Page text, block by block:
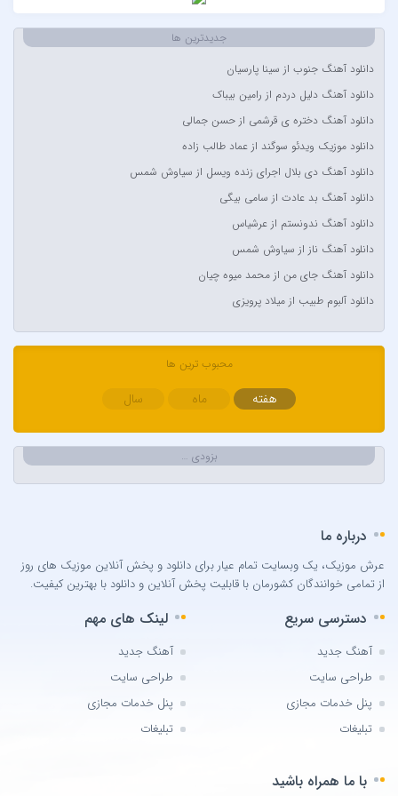
Alexandra Stan
Bilal Sonses & Deniz Toprak
Burak Buluk & Zara & Kurtuluş Kuş
Can Bonomo
Cenk Türk
Cinare Melikzade
Çinarə Məlikzadə
Damla
Damla Arıcan
David Guetta
Demet Akalin
جدیدترین ها
دانلود آهنگ جنوب از سینا پارسیان
دانلود آهنگ دلیل دردم از رامین بیباک
دانلود آهنگ دختره ی قرشمی از حسن جمالی
دانلود موزیک ویدئو سوگند از عماد طالب زاده
دانلود آهنگ دی بلال اجرای زنده ویسل از سیاوش شمس
دانلود آهنگ بد عادت از سامی بیگی
دانلود آهنگ ندونستم از عرشیاس
دانلود آهنگ ناز از سیاوش شمس
دانلود آهنگ جای من از محمد میوه چیان
دانلود آلبوم طبیب از میلاد پرویزی
محبوب ترین ها
هفته ماه سال
بزودی …
درباره ما
عرش موزیک، یک وبسایت تمام عیار برای دانلود و پخش آنلاین موزیک های روز
از تمامی خوانندگان کشورمان با قابلیت پخش آنلاین و دانلود با بهترین کیفیت.
دسترسی سریع
آهنگ جدید
طراحی سایت
پنل خدمات مجازی
تبلیغات
لینک های مهم
آهنگ جدید
طراحی سایت
پنل خدمات مجازی
تبلیغات
با ما همراه باشید